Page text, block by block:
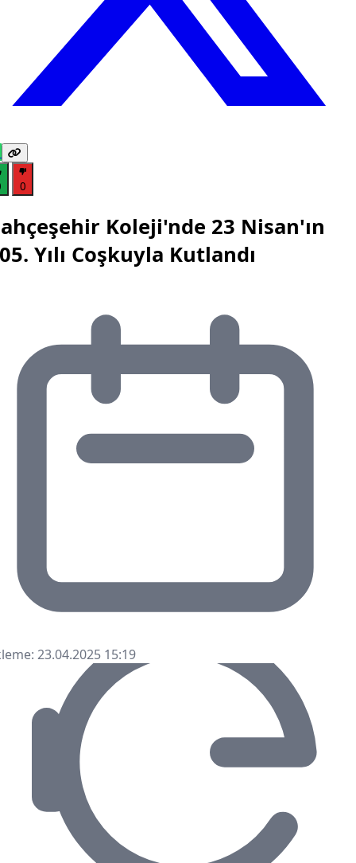
0
Koleji'nde 23 Nisan'ın
Yılı Coşkuyla Kutlandı
23.04.2025 15:19